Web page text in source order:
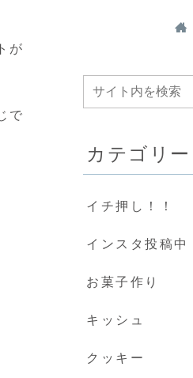
が
で
カテゴリー
イチ押し！！
インスタ投稿中
お菓子作り
キッシュ
クッキー